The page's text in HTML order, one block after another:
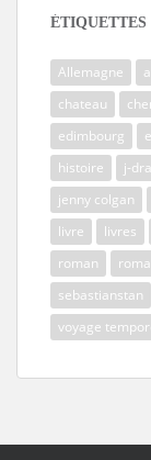
ÉTIQUETTES
Allemagne
chateau
edimbourg
histoire
j-
jenny colgan
livre
livres
roman
sebastianstan
voyage